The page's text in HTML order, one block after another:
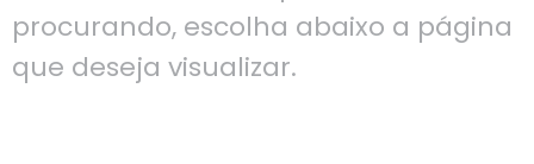
procurando, escolha abaixo a página
que deseja visualizar.